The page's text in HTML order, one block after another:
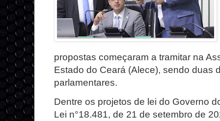
propostas começaram a tramitar na
Estado do Ceará (Alece), sendo duas
parlamentares.
Dentre os projetos de lei do Governo
Lei n°18.481, de 21 de setembro de